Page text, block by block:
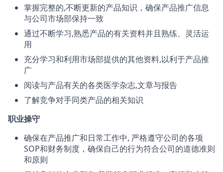
掌握完整的,不断更新的产品知识，确保产品推广信息
与公司市场部保持一致
通过不断学习,熟悉产品的有关资料并且熟练、灵活运
用
充分学习和利用市场部提供的其他资料,以利于产品推
广
阅读与产品有关的各类医学杂志,文章与报告
了解竞争对手同类产品的相关知识
职业操守
确保在产品推广和日常工作中, 严格遵守公司的各项
SOP和财务制度，确保自己的行为符合公司的道德准则
和原则